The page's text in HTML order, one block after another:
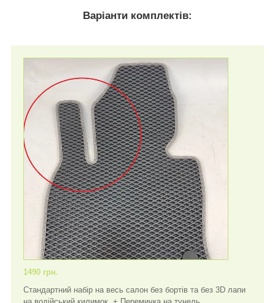
Варіанти комплектів:
1490 грн.
Стандартний набір на весь салон без бортів та без 3D лапи